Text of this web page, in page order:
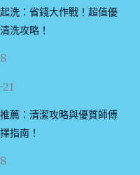
洗：省錢大作戰！超值優
洗攻略！
薦：清潔攻略與優質師傅
指南！